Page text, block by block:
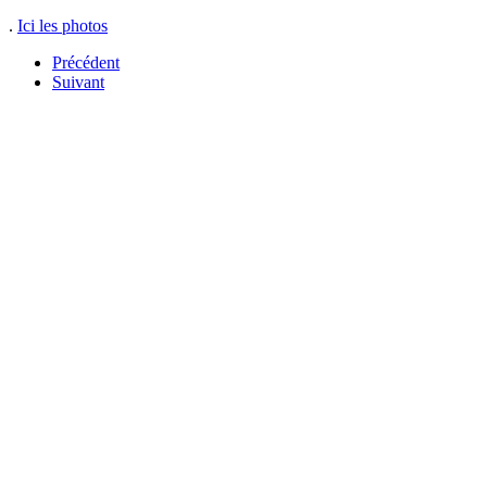
. Ici les photos
Précédent
Suivant